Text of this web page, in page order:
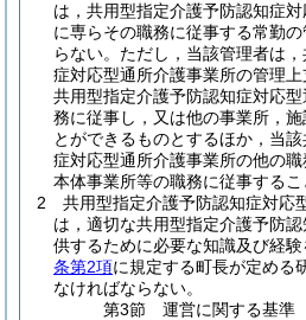
は，共用型指定介護予防認知症
に専らその職務に従事する常勤
らない。 ただし，当該管理者は
症対応型通所介護事業所の管理
共用型指定介護予防認知症対応
務に従事し，又は他の事業所，
とができるものとするほか，当
症対応型通所介護事業所の他の
本体事業所等の職務に従事するこ
2
共用型指定介護予防認知症対応
は，適切な共用型指定介護予防
供するために必要な知識及び経験
条第2項に規定する町長が定める
なければならない。
第3節
運営に関する基準